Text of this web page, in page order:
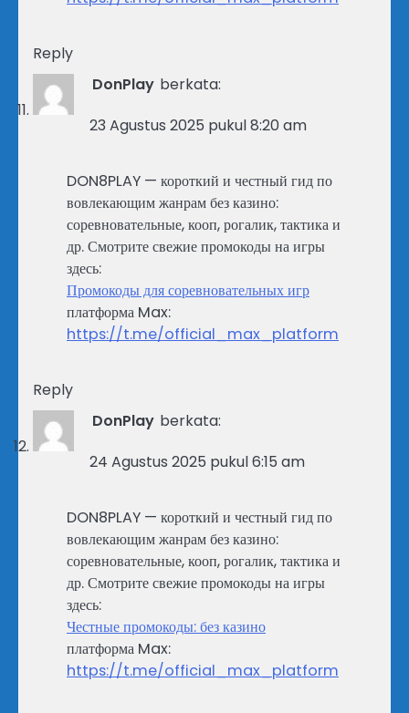
Reply
DonPlay berkata:
23 Agustus 2025 pukul 8:20 am
DON8PLAY — короткий и честный гид по
вовлекающим жанрам без казино:
соревновательные, кооп, рогалик, тактика и
др. Смотрите свежие промокоды на игры
здесь:
Промокоды для соревновательных игр
платформа Max:
https://t.me/official_max_platform
Reply
DonPlay berkata:
24 Agustus 2025 pukul 6:15 am
DON8PLAY — короткий и честный гид по
вовлекающим жанрам без казино:
соревновательные, кооп, рогалик, тактика и
др. Смотрите свежие промокоды на игры
здесь:
Честные промокоды: без казино
платформа Max:
https://t.me/official_max_platform